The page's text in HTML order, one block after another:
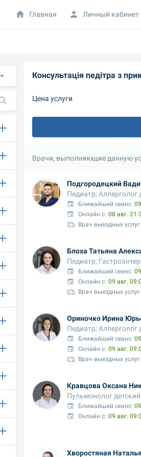
Консультація педітра з
Цена услуги
Врачи, выполняющие данную
Подгородецкий
Педиатр; Аллерголог
Ближайший сеанс:
Онлайн с: 08 авг.
Врач выездных услуг
Блоха Татьяна
Педиатр;
Ближайший сеанс:
Онлайн с: 09 авг.
Врач выездных услуг
Ориночко Ирина
Педиатр; Аллерголог
Ближайший сеанс:
Онлайн с: 09 авг.
Врач выездных услуг
Кравцова Оксана
Пульмонолог
Ближайший сеанс:
Онлайн с: 09 авг.
Хворостяная
Главная Личный кабинет